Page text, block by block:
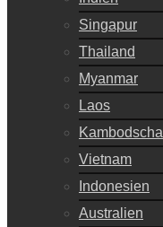
Singapur
Thailand
Myanmar
Laos
Kambodscha
Vietnam
Indonesien
Australien